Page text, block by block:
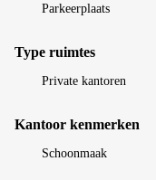
Parkeerplaats
Type ruimtes
Private kantoren
Kantoor kenmerken
Schoonmaak